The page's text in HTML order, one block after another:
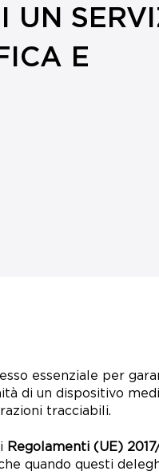
UN
E
essenziale per
di un dispositivo
tracciabili.
Regolamenti (UE)
quando questi